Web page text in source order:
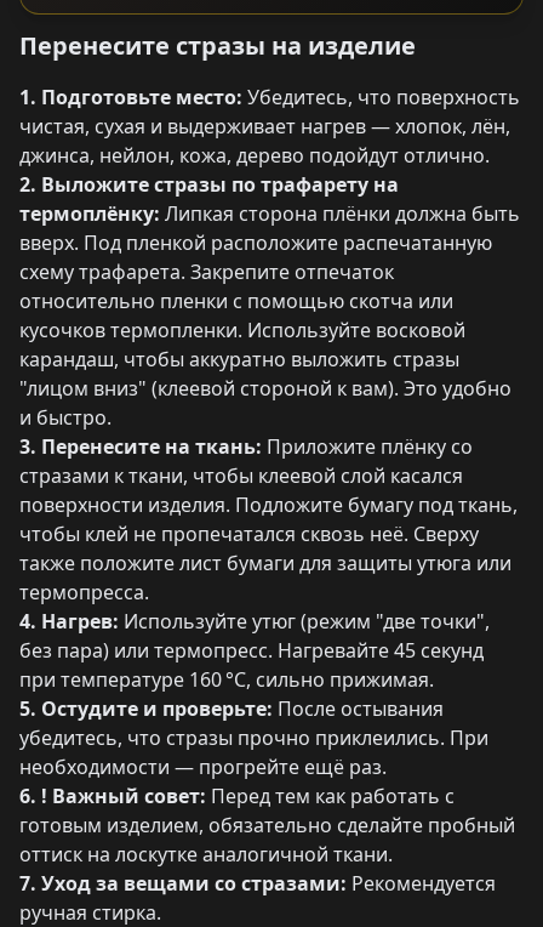
Перенесите стразы на изделие
1. Подготовьте место: Убедитесь, что поверхность
чистая, сухая и выдерживает нагрев — хлопок, лён,
джинса, нейлон, кожа, дерево подойдут отлично.
2. Выложите стразы по трафарету на
термоплёнку: Липкая сторона плёнки должна быть
вверх. Под пленкой расположите распечатанную
схему трафарета. Закрепите отпечаток
относительно пленки с помощью скотча или
кусочков термопленки. Используйте восковой
карандаш, чтобы аккуратно выложить стразы
"лицом вниз" (клеевой стороной к вам). Это удобно
и быстро.
3. Перенесите на ткань: Приложите плёнку со
стразами к ткани, чтобы клеевой слой касался
поверхности изделия. Подложите бумагу под ткань,
чтобы клей не пропечатался сквозь неё. Сверху
также положите лист бумаги для защиты утюга или
термопресса.
4. Нагрев: Используйте утюг (режим "две точки",
без пара) или термопресс. Нагревайте 45 секунд
при температуре 160 °C, сильно прижимая.
5. Остудите и проверьте: После остывания
убедитесь, что стразы прочно приклеились. При
необходимости — прогрейте ещё раз.
6. ! Важный совет: Перед тем как работать с
готовым изделием, обязательно сделайте пробный
оттиск на лоскутке аналогичной ткани.
7. Уход за вещами со стразами: Рекомендуется
ручная стирка.